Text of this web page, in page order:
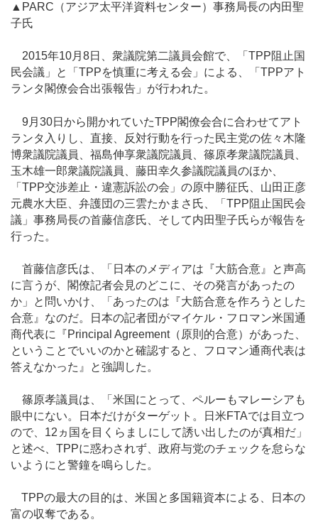
▲PARC（アジア太平洋資料センター）事務局長の内田聖
子氏
2015年10月8日、衆議院第二議員会館で、「TPP阻止国
民会議」と「TPPを慎重に考える会」による、「TPPアト
ランタ閣僚会合出張報告」が行われた。
9月30日から開かれていたTPP閣僚会合に合わせてアト
ランタ入りし、直接、反対行動を行った民主党の佐々木隆
博衆議院議員、福島伸享衆議院議員、篠原孝衆議院議員、
玉木雄一郎衆議院議員、藤田幸久参議院議員のほか、
「TPP交渉差止・違憲訴訟の会」の原中勝征氏、山田正彦
元農水大臣、弁護団の三雲たかまさ氏、「TPP阻止国民会
議」事務局長の首藤信彦氏、そして内田聖子氏らが報告を
行った。
首藤信彦氏は、「日本のメディアは『大筋合意』と声高
に言うが、閣僚記者会見のどこに、その発言があったの
か」と問いかけ、「あったのは『大筋合意を作ろうとした
合意』なのだ。日本の記者団がマイケル・フロマン米国通
商代表に『Principal Agreement（原則的合意）があった、
ということでいいのかと確認すると、フロマン通商代表は
答えなかった』と強調した。
篠原孝議員は、「米国にとって、ペルーもマレーシアも
眼中にない。日本だけがターゲット。日米FTAでは目立つ
ので、12ヵ国を目くらましにして誘い出したのが真相だ」
と述べ、TPPに惑わされず、政府与党のチェックを怠らな
いようにと警鐘を鳴らした。
TPPの最大の目的は、米国と多国籍資本による、日本の
富の収奪である。